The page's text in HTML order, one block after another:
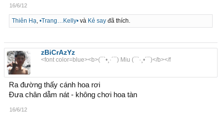
16/6/12
Thiên Hạ, •Trang…Kelly•và Kẻ sayđã thích.
zBiCrAzYz
<font color=blue><b>(¯`•¸·´¯) Miu (¯`·¸•´¯)</b></f
Ra đường thấy cánh hoa rơi
Đưa chân dẫm nát - không chơi hoa tàn
16/6/12